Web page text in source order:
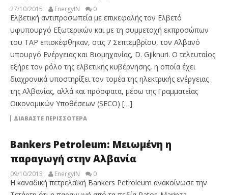
27/10/2015 EnergyIN 0
Ελβετική αντιπροσωπεία με επικεφαλής τον Ελβετό
υφυπουργό Εξωτερικών και με τη συμμετοχή εκπροσώπων
του ΤΑΡ επισκέφθηκαν, στις 7 Σεπτεμβρίου, τον Αλβανό
υπουργό Ενέργειας και Βιομηχανίας, D. Gjiknuri. Ο τελευταίος
εξήρε τον ρόλο της ελβετικής κυβέρνησης, η οποία έχει
διαχρονικά υποστηρίξει τον τομέα της ηλεκτρικής ενέργειας
της Αλβανίας, αλλά και πρόσφατα, μέσω της Γραμματείας
Οικονομικών Υποθέσεων (SECO) […]
ΔΙΑΒΆΣΤΕ ΠΕΡΙΣΣΌΤΕΡΑ
Bankers Petroleum: Μειωμένη η
παραγωγή στην Αλβανία
09/10/2015 EnergyIN 0
H καναδική πετρελαϊκή Bankers Petroleum ανακοίνωσε την